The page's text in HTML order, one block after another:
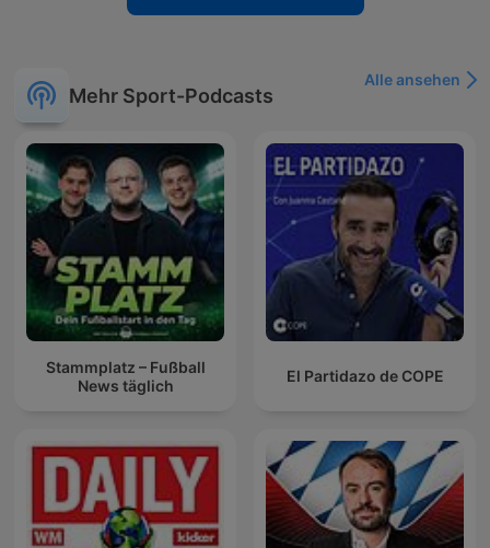
Mehr Sport-Podcasts
Alle ansehen
Stammplatz – Fußball
News täglich
El Partidazo de COPE